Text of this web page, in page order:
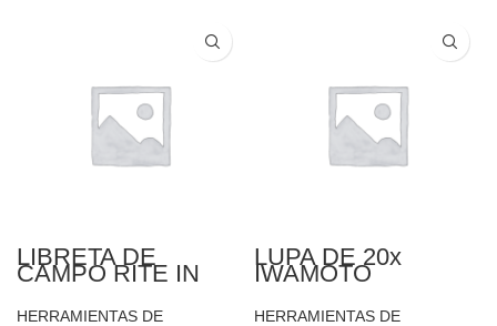
LIBRETA DE
CAMPO RITE IN
THE RAIN # 360F
EMPASTADA
HERRAMIENTAS DE
LUPA DE 20x
IWAMOTO
C/ESTUCHE DE
CUERO
HERRAMIENTAS DE